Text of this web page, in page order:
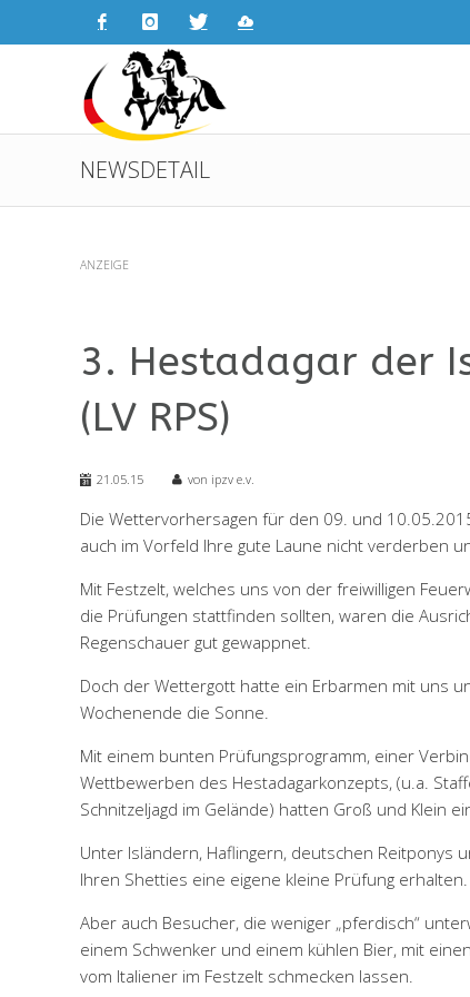
NEWSDETAIL
ANZEIGE
3. Hestadagar der
(LV RPS)
21.05.15 von ipzv e.v.
Die Wettervorhersagen für den 09. und
auch im Vorfeld Ihre gute Laune nicht verderben
Mit Festzelt, welches uns von der freiwilligen
die Prüfungen stattfinden sollten, waren die
Regenschauer gut gewappnet.
Doch der Wettergott hatte ein Erbarmen mit uns
Wochenende die Sonne.
Mit einem bunten Prüfungsprogramm, einer
Wettbewerben des Hestadagarkonzepts, (u.a.
Schnitzeljagd im Gelände) hatten Groß und Klein
Unter Isländern, Haflingern, deutschen
Ihren Shetties eine eigene kleine Prüfung erhalten.
Aber auch Besucher, die weniger „pferdisch“
einem Schwenker und einem kühlen Bier, mit
vom Italiener im Festzelt schmecken lassen.